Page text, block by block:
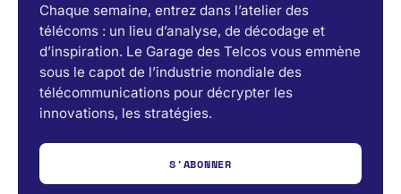
Chaque semaine, entrez dans l’atelier des
télécoms : un lieu d’analyse, de décodage et
d’inspiration. Le Garage des Telcos vous emmène
sous le capot de l’industrie mondiale des
télécommunications pour décrypter les
innovations, les stratégies.
S'ABONNER